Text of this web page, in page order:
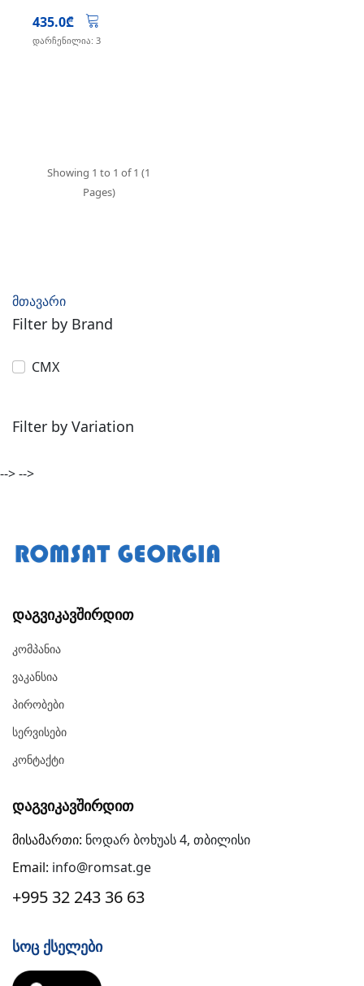
მთავარი
Filter by Brand
CMX
Filter by Variation
435.0₾
დარჩენილია: 3
Showing 1 to 1 of 1 (1
Pages)
-->-->
Დაგვიკავშირდით
Კომპანია
Ვაკანსია
Პირობები
Სერვისები
Კონტაქტი
Დაგვიკავშირდით
მისამართი: ნოდარ ბოხუას 4, თბილისი
Email: info@romsat.ge
+995 32 243 36 63
Სოც Ქსელები